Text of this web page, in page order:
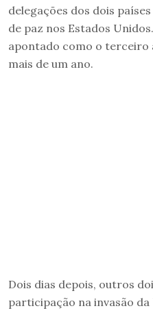
delegações dos dois
de paz nos Estados
apontado como o terceiro
mais de um ano.
Dois dias depois, outros
participação na invasão